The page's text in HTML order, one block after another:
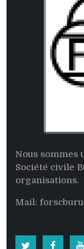
Nous sommes
Société civile
organisations.
Mail: